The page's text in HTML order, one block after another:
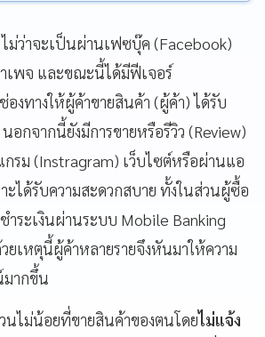
ม่ว่าจะเป็นผ่านเฟซบุ๊ค (Facebook)
พจ และขณะนี้ได้มีฟีเจอร์
งทางให้ผู้ค้าขายสินค้า (ผู้ค้า) ได้รับ
อกจากนี้ยังมีการขายหรือรีวิว (Review)
รม (Instragram) เว็บไซต์หรือผ่านแอ
ะได้รับความสะดวกสบาย ทั้งในส่วนผู้ซื้อ
ำระเงินผ่านระบบ Mobile Banking
ยเหตุนี้ผู้ค้าหลายรายจึงหันมาให้ความ
ากขึ้น
นไม่น้อยที่ขายสินค้าของตนโดยไม่แจ้ง